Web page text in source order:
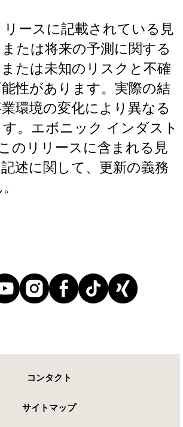
ースに記載されている見
たは将来の予測に関する
たは未知のリスクと不確
性があります。実際の結
環境の変化により異なる
。エボニック インダスト
のリリースに含まれる見
述に関して、更新の義務
コンタクト
サイトマップ